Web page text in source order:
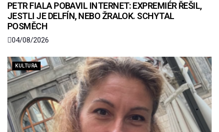
PETR FIALA POBAVIL INTERNET: EXPREMIÉR ŘEŠIL,
JESTLI JE DELFÍN, NEBO ŽRALOK. SCHYTAL
POSMĚCH
04/08/2026
KULTURA